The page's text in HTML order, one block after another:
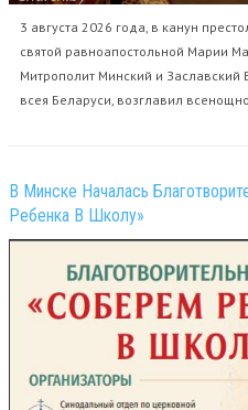
3 августа 2026 года, в канун
святой равноапостольной Марии
Митрополит Минский и
всея Беларуси, возглавил
В Минске Началась
Ребенка В Школу»